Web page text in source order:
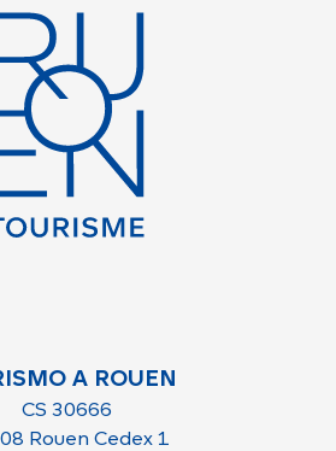
A ROUEN
CS 30666
Rouen Cedex 1